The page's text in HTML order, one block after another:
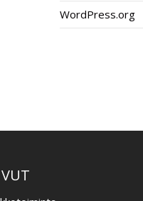
WordPress.org